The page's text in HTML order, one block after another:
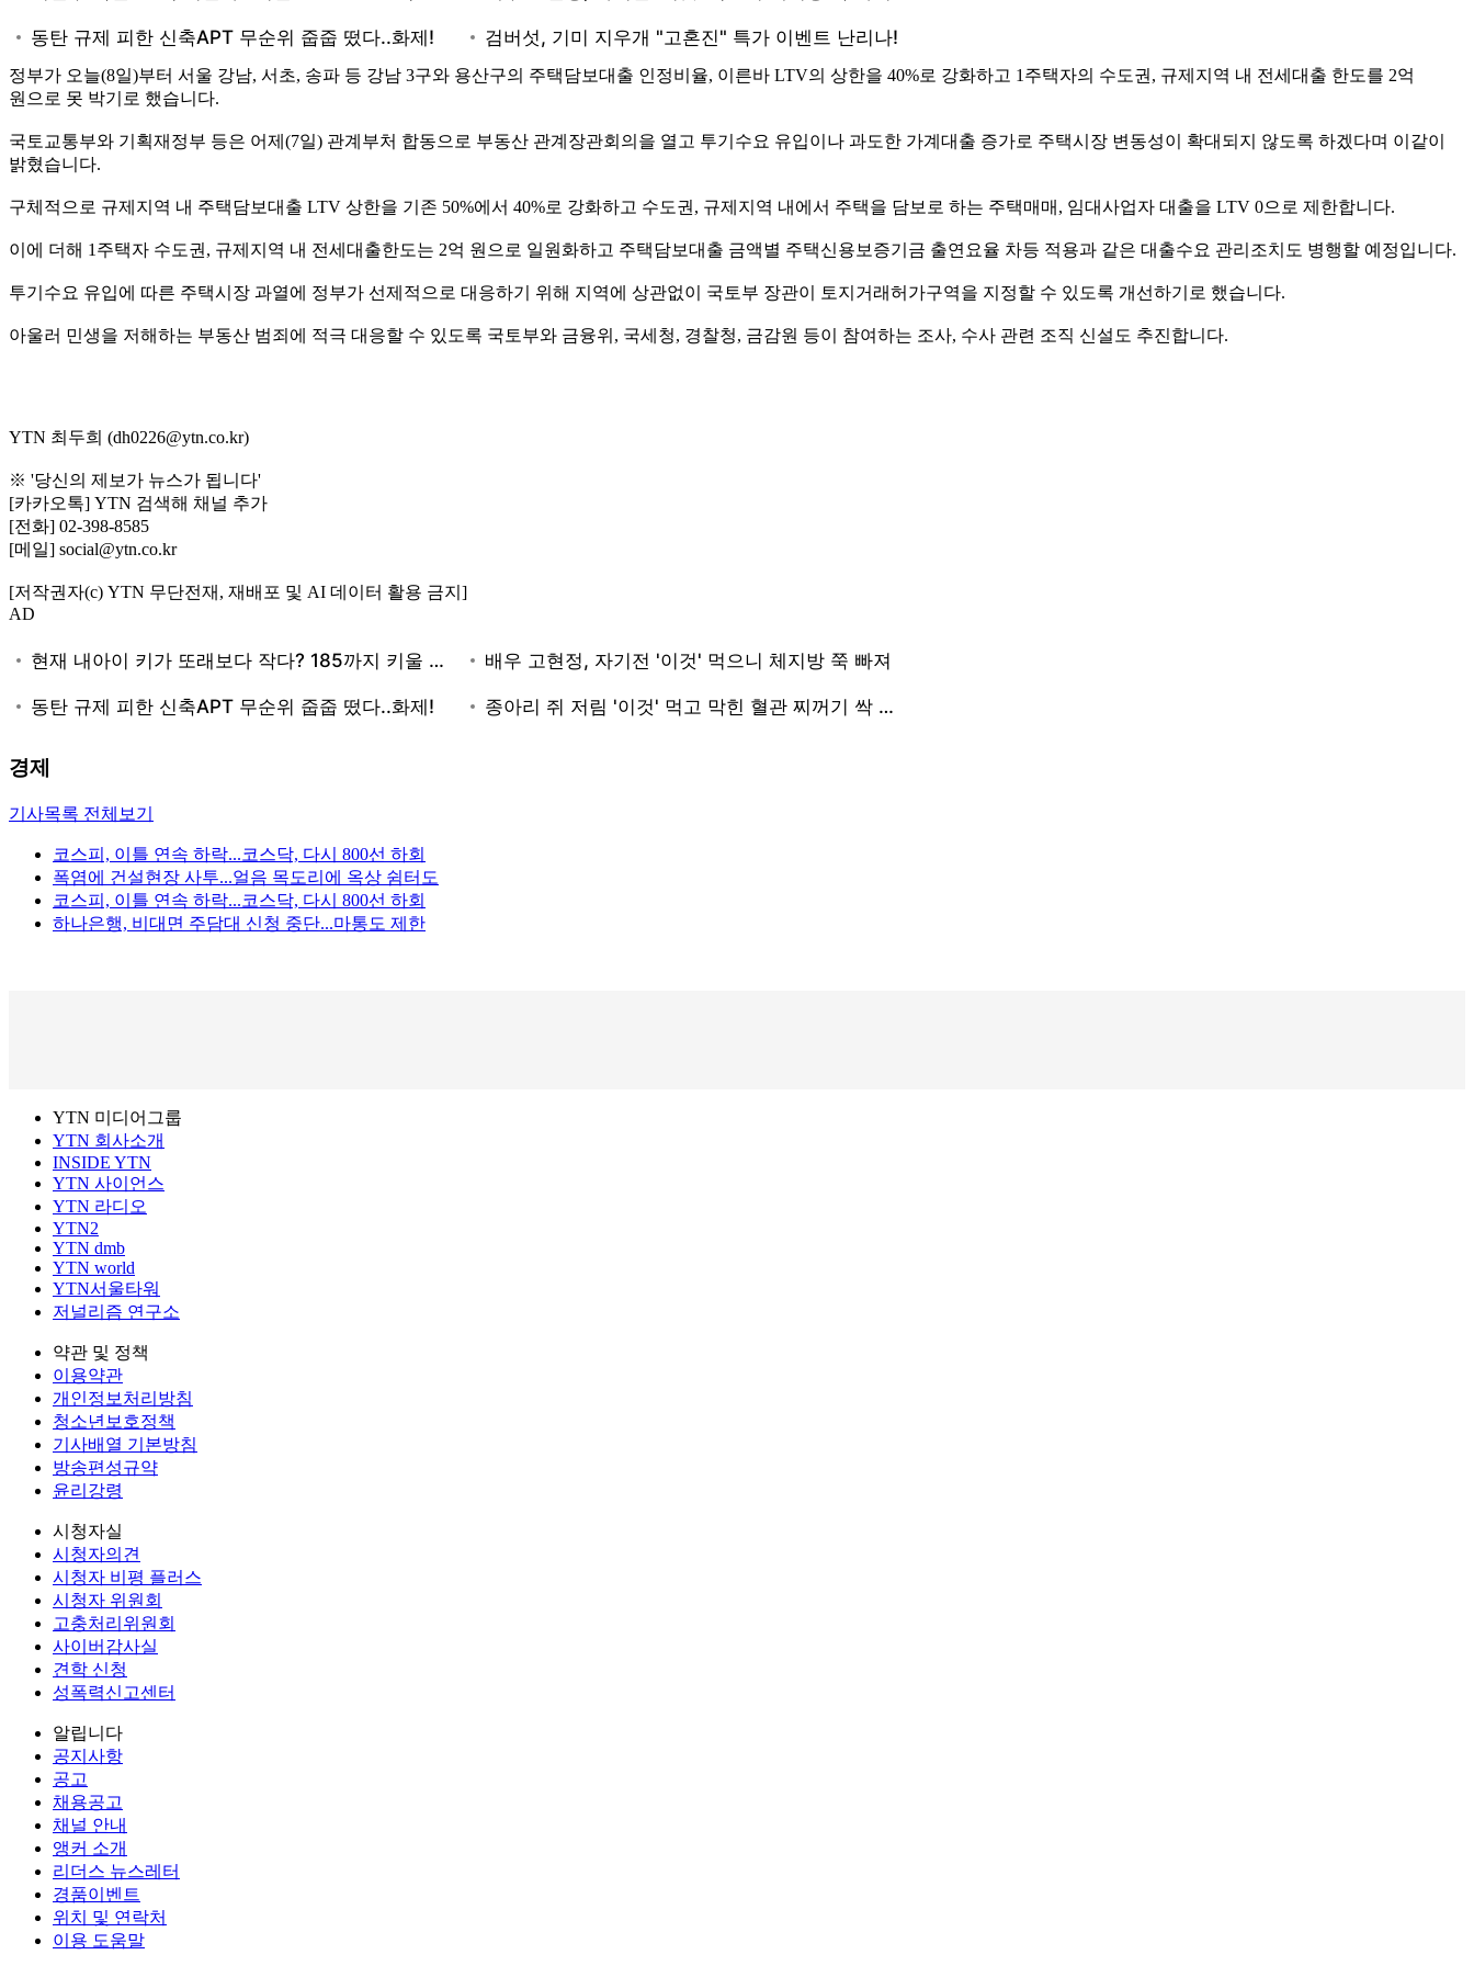
정부가 오늘(8일)부터 서울 강남, 서초, 송파 등 강남 3구와 용산구의 주택담보대출 인정비율, 이른바 LTV의 상한을 40%로 강화하고 1주택자의 수도권, 규제지역 내 전세대출 한도를 2억
원으로 못 박기로 했습니다.
국토교통부와 기획재정부 등은 어제(7일) 관계부처 합동으로 부동산 관계장관회의을 열고 투기수요 유입이나 과도한 가계대출 증가로 주택시장 변동성이 확대되지 않도록 하겠다며 이같이
밝혔습니다.
구체적으로 규제지역 내 주택담보대출 LTV 상한을 기존 50%에서 40%로 강화하고 수도권, 규제지역 내에서 주택을 담보로 하는 주택매매, 임대사업자 대출을 LTV 0으로 제한합니다.
이에 더해 1주택자 수도권, 규제지역 내 전세대출한도는 2억 원으로 일원화하고 주택담보대출 금액별 주택신용보증기금 출연요율 차등 적용과 같은 대출수요 관리조치도 병행할 예정입니다.
투기수요 유입에 따른 주택시장 과열에 정부가 선제적으로 대응하기 위해 지역에 상관없이 국토부 장관이 토지거래허가구역을 지정할 수 있도록 개선하기로 했습니다.
아울러 민생을 저해하는 부동산 범죄에 적극 대응할 수 있도록 국토부와 금융위, 국세청, 경찰청, 금감원 등이 참여하는 조사, 수사 관련 조직 신설도 추진합니다.
YTN 최두희 (dh0226@ytn.co.kr)
※ '당신의 제보가 뉴스가 됩니다'
[카카오톡] YTN 검색해 채널 추가
[전화] 02-398-8585
[메일] social@ytn.co.kr
[저작권자(c) YTN 무단전재, 재배포 및 AI 데이터 활용 금지]
AD
경제
기사목록 전체보기
코스피, 이틀 연속 하락...코스닥, 다시 800선 하회
폭염에 건설현장 사투...얼음 목도리에 옥상 쉼터도
코스피, 이틀 연속 하락...코스닥, 다시 800선 하회
하나은행, 비대면 주담대 신청 중단...마통도 제한
YTN 미디어그룹
YTN 회사소개
INSIDE YTN
YTN 사이언스
YTN 라디오
YTN2
YTN dmb
YTN world
YTN서울타워
저널리즘 연구소
약관 및 정책
이용약관
개인정보처리방침
청소년보호정책
기사배열 기본방침
방송편성규약
윤리강령
시청자실
시청자의견
시청자 비평 플러스
시청자 위원회
고충처리위원회
사이버감사실
견학 신청
성폭력신고센터
알립니다
공지사항
공고
채용공고
채널 안내
앵커 소개
리더스 뉴스레터
경품이벤트
위치 및 연락처
이용 도움말